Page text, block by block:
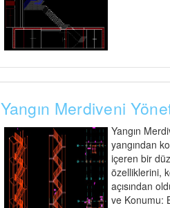
Yangın Merdiveni
Yangın
yangından
içeren bir
özelliklerini,
açısından
ve Konumu: